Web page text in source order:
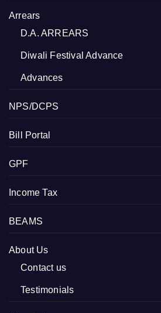
Arrears
D.A. ARREARS
Diwali Festival Advance
Advances
NPS/DCPS
Bill Portal
GPF
Income Tax
BEAMS
About Us
Contact us
Testimonials